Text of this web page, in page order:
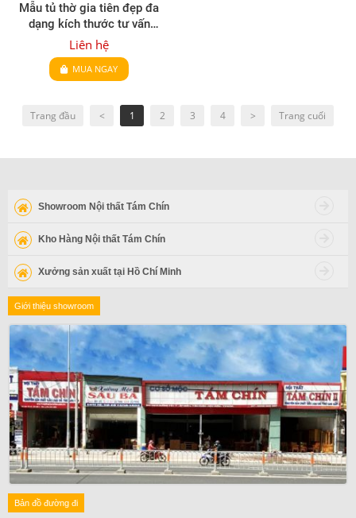
Mẫu tủ thờ gia tiên đẹp đa
dạng kích thước tư vấn
Hotline: 0908 088 004
(Mr.Được)
Liên hệ
MUA NGAY
Trang đầu < 1 2 3 4 > Trang cuối
Showroom Nội thất Tám Chín
Kho Hàng Nội thất Tám Chín
Xưởng sản xuất tại Hồ Chí Minh
Giới thiệu showroom
Bản đồ đường đi